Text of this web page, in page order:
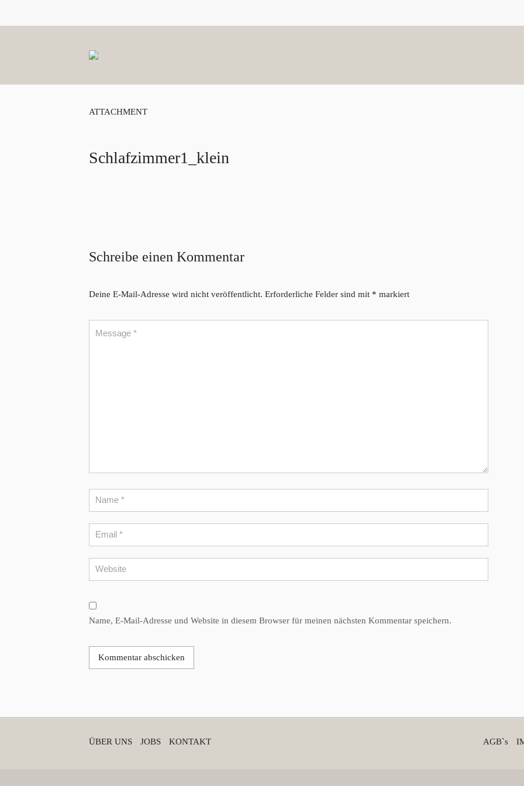
ATTACHMENT
Schlafzimmer1_klein
Schreibe einen Kommentar
Deine E-Mail-Adresse wird nicht veröffentlicht. Erforderliche Felder sind mit * markiert
Name, E-Mail-Adresse und Website in diesem Browser für meinen nächsten Kommentar speichern.
ÜBER UNS JOBS KONTAKT AGB`s